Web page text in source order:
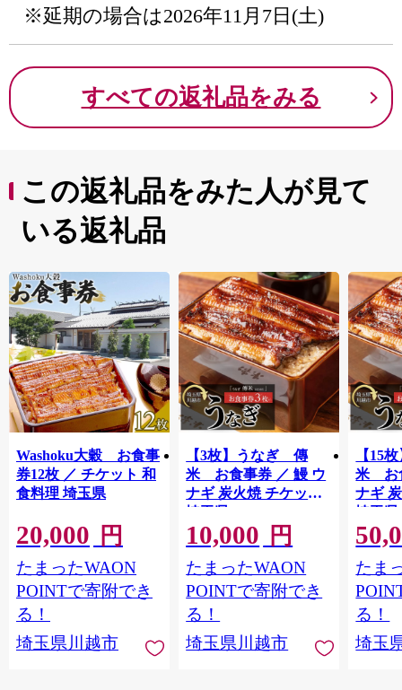
※延期の場合は2026年11月7日(土)
すべての返礼品をみる
この返礼品をみた人が見て
いる返礼品
Washoku大穀 お食事
券12枚 ／ チケット 和
食料理 埼玉県
20,000 円
たまったWAON
POINTで寄附でき
る！
埼玉県川越市
【3枚】うなぎ 傳
米 お食事券 ／ 鰻 ウ
ナギ 炭火焼 チケット
埼玉県
10,000 円
たまったWAON
POINTで寄附でき
る！
埼玉県川越市
【15
米 お
ナギ
埼玉県
たま
る！
埼玉